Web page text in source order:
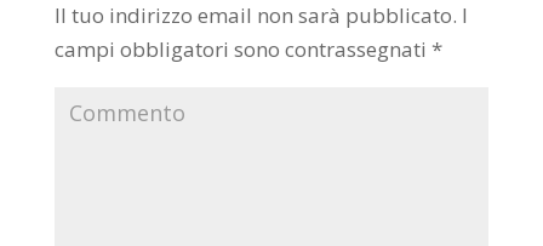
Il tuo indirizzo email non sarà pubblicato. I
campi obbligatori sono contrassegnati *